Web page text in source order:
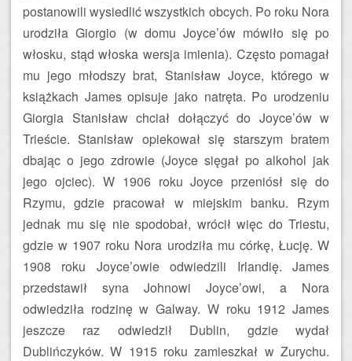
postanowili wysiedlić wszystkich obcych. Po roku Nora
urodziła Giorgio (w domu Joyce’ów mówiło się po
włosku, stąd włoska wersja imienia). Często pomagał
mu jego młodszy brat, Stanisław Joyce, którego w
książkach James opisuje jako natręta. Po urodzeniu
Giorgia Stanisław chciał dołączyć do Joyce’ów w
Trieście. Stanisław opiekował się starszym bratem
dbając o jego zdrowie (Joyce sięgał po alkohol jak
jego ojciec). W 1906 roku Joyce przeniósł się do
Rzymu, gdzie pracował w miejskim banku. Rzym
jednak mu się nie spodobał, wrócił więc do Triestu,
gdzie w 1907 roku Nora urodziła mu córkę, Łucję. W
1908 roku Joyce’owie odwiedzili Irlandię. James
przedstawił syna Johnowi Joyce’owi, a Nora
odwiedziła rodzinę w Galway. W roku 1912 James
jeszcze raz odwiedził Dublin, gdzie wydał
Dublińczyków. W 1915 roku zamieszkał w Zurychu.